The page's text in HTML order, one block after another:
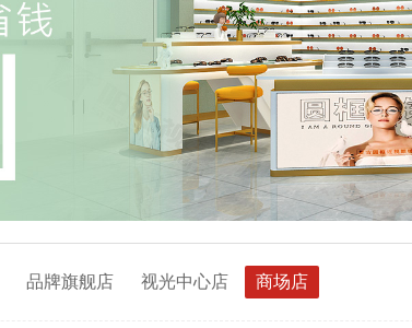
品牌旗舰店 视光中心店 商场店